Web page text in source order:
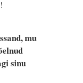
mu
sinu